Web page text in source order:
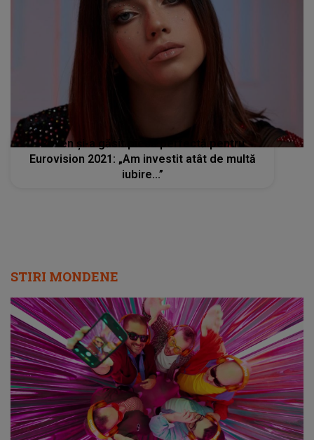
Roxen și-a găsit piesa perfectă pentru
Eurovision 2021: „Am investit atât de multă
iubire...”
STIRI MONDENE